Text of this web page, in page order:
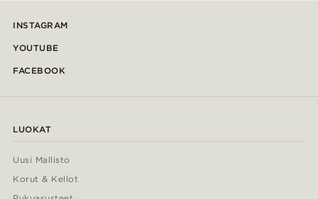
INSTAGRAM
YOUTUBE
FACEBOOK
LUOKAT
Uusi Mallisto
Korut & Kellot